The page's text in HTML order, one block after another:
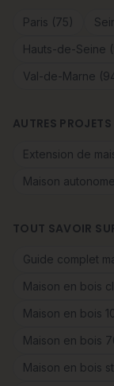
Paris (75)
Hauts-de-Seine
Val-de-Marne
AUTRES
Extension de
Maison autonome
TOUT SAVOIR
Guide complet
Maison en bois
Maison en bois
Maison en bois
Maison en bois